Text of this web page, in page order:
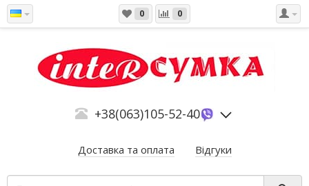
0 0
+38(063)105-52-40
Доставка та оплата Відгуки